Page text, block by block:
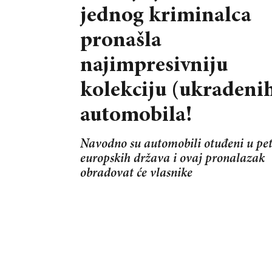
jednog kriminalca
pronašla
najimpresivniju
kolekciju
automobila!
Navodno su automobili otuđeni u pet
europskih država i ovaj pronalazak
obradovat će vlasnike